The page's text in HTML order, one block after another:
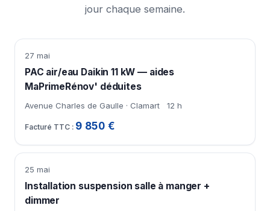
jour chaque semaine.
27 mai
PAC air/eau Daikin 11 kW — aides
MaPrimeRénov' déduites
Avenue Charles de Gaulle · Clamart 12 h
9 850 €
25 mai
Installation suspension salle à manger +
dimmer